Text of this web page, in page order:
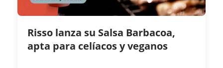
Risso lanza su Salsa Barbacoa,
apta para celíacos y veganos